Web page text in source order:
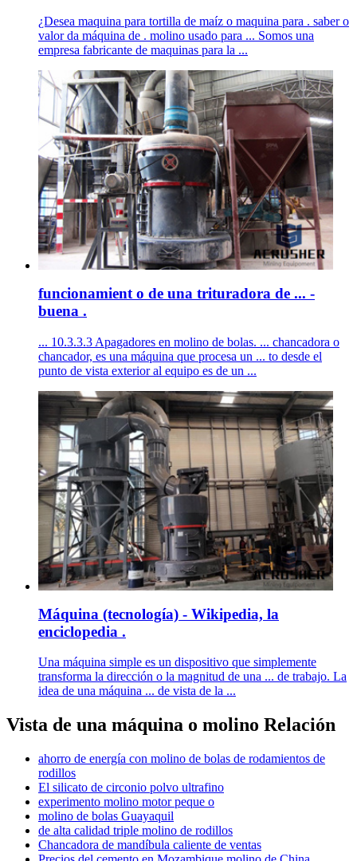
¿Desea maquina para tortilla de maíz o maquina para . saber o
valor da máquina de . molino usado para ... Somos una
empresa fabricante de maquinas para la ...
funcionamient o de una trituradora de ... -
buena .
... 10.3.3.3 Apagadores en molino de bolas. ... chancadora o
chancador, es una máquina que procesa un ... to desde el
punto de vista exterior al equipo es de un ...
Máquina (tecnología) - Wikipedia, la
enciclopedia .
Una máquina simple es un dispositivo que simplemente
transforma la dirección o la magnitud de una ... de trabajo. La
idea de una máquina ... de vista de la ...
Vista de una máquina o molino Relación
ahorro de energía con molino de bolas de rodamientos de
rodillos
El silicato de circonio polvo ultrafino
experimento molino motor peque o
molino de bolas Guayaquil
de alta calidad triple molino de rodillos
Chancadora de mandíbula caliente de ventas